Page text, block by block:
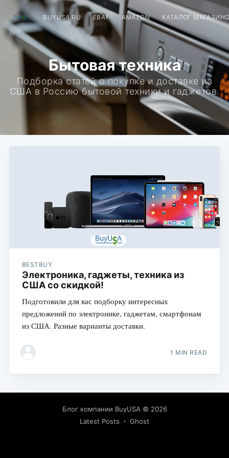
BUYUSA.RU EBAY AMAZON КАТАЛОГ
Бытовая техника
Подборка статей о покупке и доставке из
США в Россию бытовой техники и гаджетов.
BESTBUY
Электроника, гаджеты, техника из
США со скидкой!
Подготовили для вас подборку интересных
предложений по электронике, гаджетам, смартфонам
из США. Разные варианты доставки.
1 MIN READ
Блог компании BuyUSA © 2026
Latest Posts
Ghost